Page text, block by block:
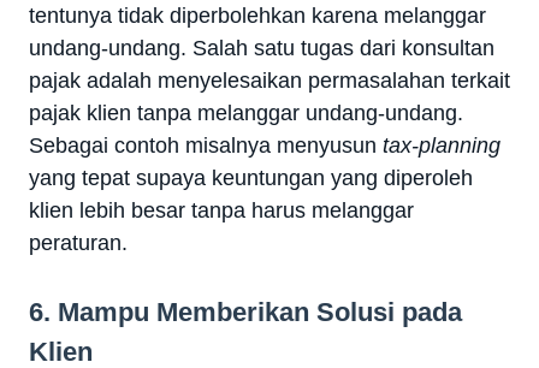
tentunya tidak diperbolehkan karena melanggar
undang-undang. Salah satu tugas dari konsultan
pajak adalah menyelesaikan permasalahan terkait
pajak klien tanpa melanggar undang-undang.
Sebagai contoh misalnya menyusun tax-planning
yang tepat supaya keuntungan yang diperoleh
klien lebih besar tanpa harus melanggar
peraturan.
6. Mampu Memberikan Solusi pada
Klien